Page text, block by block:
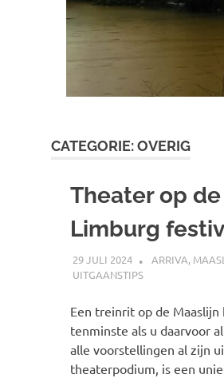
CATEGORIE:OVERIG
Theater op
Limburg
29 JULI 2024 SPOORZOEKER
ARRIVA,
UITGAANSTIPS
Een treinrit op de Maaslijn
tenminste als u daarvoor
alle voorstellingen al zijn
theaterpodium, is een